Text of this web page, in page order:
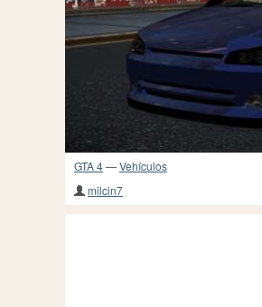
GTA 4—Vehículos
milcin7